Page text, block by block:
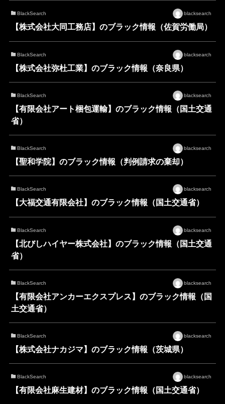
BlackSearch blacksearch
【株式会社大同工務店】のブラック情報（佐賀労働局）
BlackSearch blacksearch
【株式会社弥杜工業】のブラック情報（奈良県）
BlackSearch blacksearch
【有限会社アート梱包運輸】のブラック情報（国土交通
省）
BlackSearch blacksearch
【聖和学院】のブラック情報（判例請求の棄却）
BlackSearch blacksearch
【大福交通有限会社】のブラック情報（国土交通省）
BlackSearch blacksearch
【北びしハイヤー株式会社】のブラック情報（国土交通
省）
BlackSearch blacksearch
【有限会社アンカーエクスプレス】のブラック情報（国
土交通省）
BlackSearch blacksearch
【株式会社ナカジマ】のブラック情報（茨城県）
BlackSearch blacksearch
【有限会社麻生建材】のブラック情報（国土交通省）